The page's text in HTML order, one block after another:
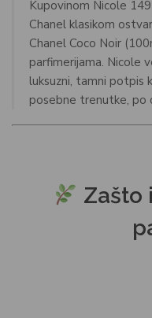
Kupovinom Nicole
Chanel klasikom
Chanel Coco Noir
parfimerijama. Nicole
luksuzni, tamni potpis
posebne trenutke, po
Zašto